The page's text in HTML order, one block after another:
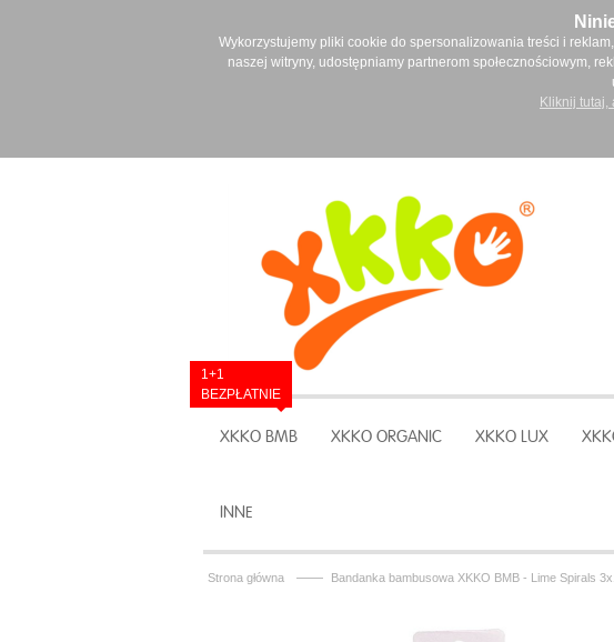
Wykorzystujemy pliki cookie do spersonalizowania treści i
naszej witryny, udostępniamy partnerom społecznościowym,
Kliknij
XKKO BMB
1+1
BEZPŁATNIE
XKKO ORGANIC XKKO LUX
INNE
Strona główna —— Bandanka bambusowa XKKO BMB - Lime Spirals